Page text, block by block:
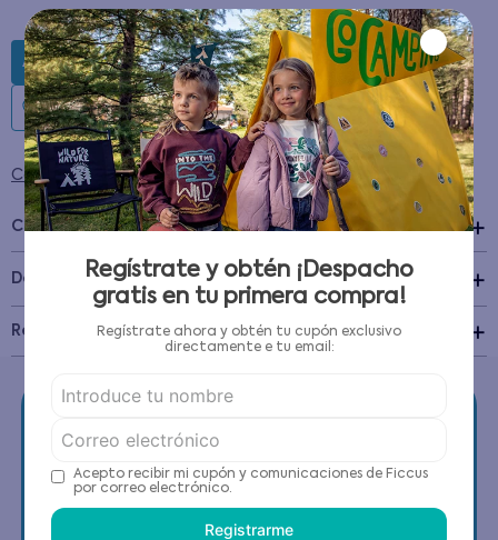
AGREGAR AL CARRITO
Condiciones para cambios y devoluciones
Características
Detalles del Producto +
Recomendaciones de cuidado
Regístrate y obtén ¡Despacho
gratis en tu primera compra!
Regístrate ahora y obtén tu cupón exclusivo
directamente e tu email:
Acepto recibir mi cupón y comunicaciones de Ficcus
por correo electrónico.
Registrarme